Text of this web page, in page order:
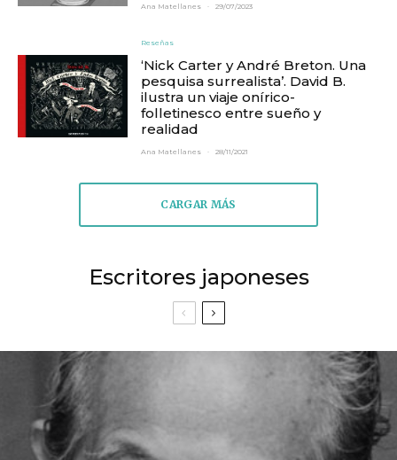
Ana Matellanes · 29/07/2023
Reseñas
‘Nick Carter y André Breton. Una
pesquisa surrealista’. David B.
ilustra un viaje onírico-
folletinesco entre sueño y
realidad
Ana Matellanes · 28/11/2021
CARGAR MÁS
Escritores japoneses